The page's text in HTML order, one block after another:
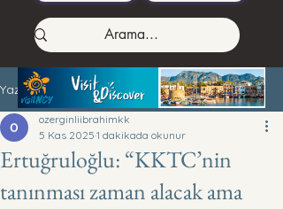
Yazı
Ertuğruloğlu: “KKTC’nin
tanınması zaman alacak ama
ozerginliibrahimkk
5 Kas 2025 1 dakikada okunur